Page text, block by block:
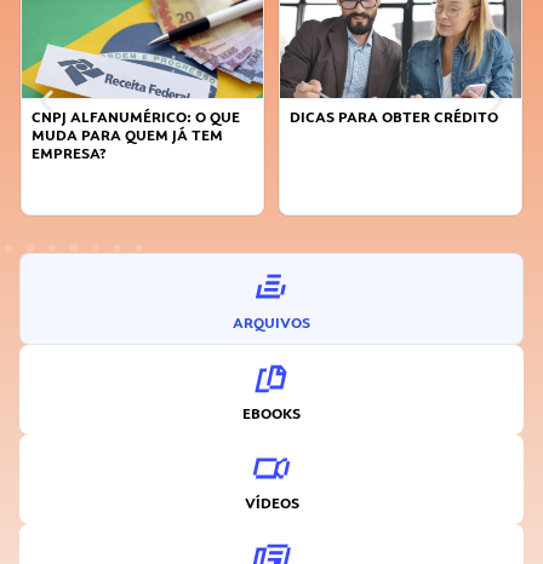
DICAS PARA OBTER CRÉDITO
FAÇA A DIFERENÇA: SEJA
ARQUIVOS
EBOOKS
VÍDEOS